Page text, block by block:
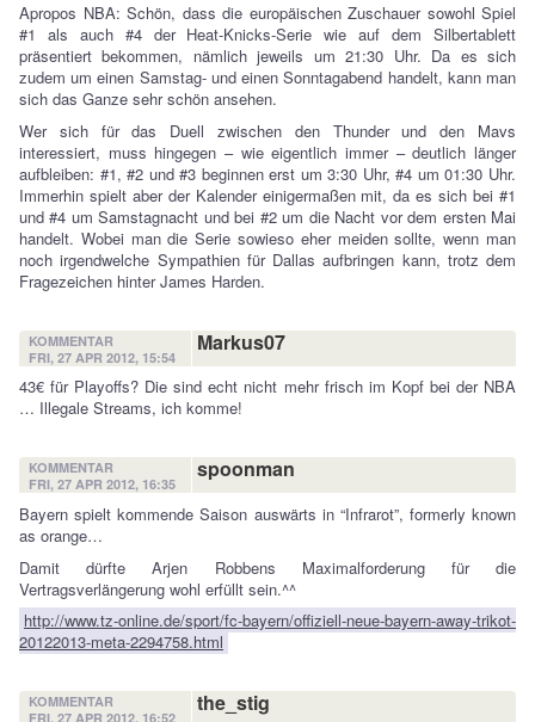
Apropos NBA: Schön, dass die europäischen Zuschauer sowohl Spiel
#1 als auch #4 der Heat-Knicks-Serie wie auf dem Silbertablett
präsentiert bekommen, nämlich jeweils um 21:30 Uhr. Da es sich
zudem um einen Samstag- und einen Sonntagabend handelt, kann man
sich das Ganze sehr schön ansehen.
Wer sich für das Duell zwischen den Thunder und den Mavs
interessiert, muss hingegen – wie eigentlich immer – deutlich länger
aufbleiben: #1, #2 und #3 beginnen erst um 3:30 Uhr, #4 um 01:30 Uhr.
Immerhin spielt aber der Kalender einigermaßen mit, da es sich bei #1
und #4 um Samstagnacht und bei #2 um die Nacht vor dem ersten Mai
handelt. Wobei man die Serie sowieso eher meiden sollte, wenn man
noch irgendwelche Sympathien für Dallas aufbringen kann, trotz dem
Fragezeichen hinter James Harden.
KOMMENTAR
FRI, 27 APR 2012, 15:54
Markus07
43€ für Playoffs? Die sind echt nicht mehr frisch im Kopf bei der NBA
… Illegale Streams, ich komme!
KOMMENTAR
FRI, 27 APR 2012, 16:35
spoonman
Bayern spielt kommende Saison auswärts in “Infrarot”, formerly known
as orange…
Damit dürfte Arjen Robbens Maximalforderung für die
Vertragsverlängerung wohl erfüllt sein.^^
http://www.tz-online.de/sport/fc-bayern/offiziell-neue-bayern-away-trikot-
20122013-meta-2294758.html
KOMMENTAR
FRI, 27 APR 2012, 16:52
the_stig